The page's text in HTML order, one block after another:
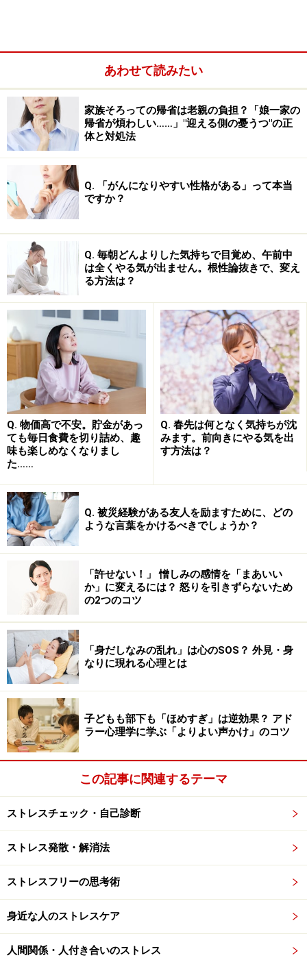
PTAでも、頑張る行動派ママは、2割程度
せっかくグループが誕生したのなら、ただ表面的に仲良
くするだけでなく、何か有意義な活動をしたいもの。
しかし、「言いだしっぺ」だけが働かされて苦労した
り、足を引っ張ったり悪口を言う人がいて、グループ全
体のムードやモチベーションがぶち壊しになったりする
ことがよく起こります。
それでも、恐れることはありません。たとえば10人のグ
ループがつくられると、だいたい次のような人員構成に
なるのが常、と初めから見積もっておけばいいのです。
・ だいたい2人が行動派
・ だいたい6人が浮動派
・ だいたい2人が問題派
つまり、アイデアや企画を具体的な行動に発展させられ
肉や批判ばかりで具体的に行動しない「問題派」もまた
2人程度と少数。残りの過半数が、言われればやるけど
自分からは行動を起こさず、ムードによってモチベーシ
ョンが左右される「浮動派」という構成です。
せっかくなら「アクティブグループ」にし
よう
グループのパターンを知っていれば、ストレスは格段に減る
イラせず、不要なストレスを軽らせます。つまり、グル
た、たいてい少数のトラブルメーカーが現れるものなの
です。
それでもグループ活動には、積極的に参加する意義があ
ります。人数が多いと「大きな神輿」をかつぐことがで
あわせて読みたい
家族そろっての帰省は老親の負担？「娘一家の
帰省が煩わしい……」"迎える側の憂うつ"の正
体と対処法
Q. 「がんになりやすい性格がある」って本当
ですか？
Q. 毎朝どんよりした気持ちで目覚め、午前中
は全くやる気が出ません。根性論抜きで、変え
る方法は？
Q. 物価高で不安。貯金があっ
ても毎日食費を切り詰め、趣
味も楽しめなくなりまし
た……
Q. 春先は何となく気持ちが沈
みます。前向きにやる気を出
す方法は？
Q. 被災経験がある友人を励ますために、どの
ような言葉をかけるべきでしょうか？
「許せない！」 憎しみの感情を「まあいい
か」に変えるには？ 怒りを引きずらないため
の2つのコツ
「身だしなみの乱れ」は心のSOS？ 外見・身
なりに現れる心理とは
子どもも部下も「ほめすぎ」は逆効果？ アド
ラー心理学に学ぶ「よりよい声かけ」のコツ
この記事に関連するテーマ
ストレスチェック・自己診断
ストレス発散・解消法
ストレスフリーの思考術
身近な人のストレスケア
人間関係・人付き合いのストレス